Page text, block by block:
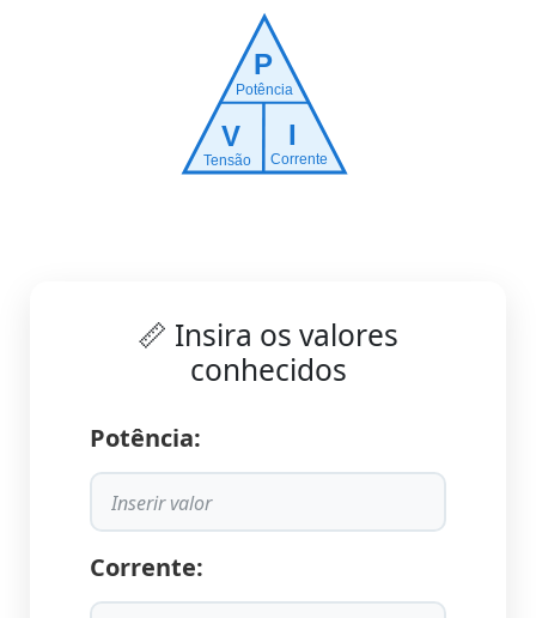
📏 Insira os valores
conhecidos
Potência:
Corrente:
P
Potência
V
Tensão
I
Corrente